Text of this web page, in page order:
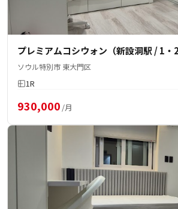
プレミアムコシウォン（新設洞駅 / 1・2
ソウル特別市 東大門区
1R
930,000 /月